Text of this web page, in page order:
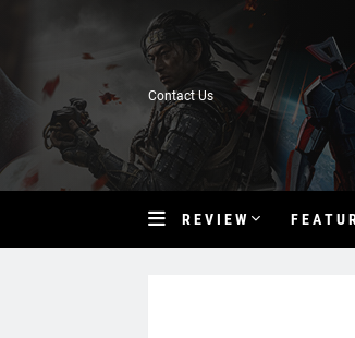
Contact Us
R E V I E W F E A T U